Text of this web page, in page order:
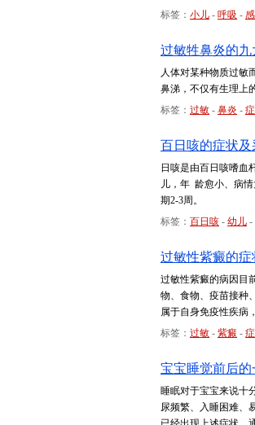
标签： 小儿 - 呼吸 -
过敏牲鼻炎的九
人体对某种物质过敏
鼻涕，不仅有生理上
标签： 过敏 - 鼻炎 -
百日咳的症状及
日咳是由百日咳嗜血
儿，年 龄愈小、病
期2-3周。
标签： 百日咳 - 幼儿 -
过敏性紫癜的症
过敏性紫癜的病因目
物、食物、疫苗接种
属于自身免疫性疾病
标签： 过敏 - 紫癜 -
宝宝睡觉前后
睡眠对于宝宝来说十
尿频繁、入睡困难、